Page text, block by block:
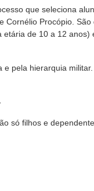
que seleciona
Cornélio Procópio.
etária de 10 a 12
e pela hierarquia
só filhos e